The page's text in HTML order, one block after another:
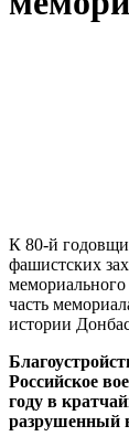
К 80-й
фашистских
часть
истории
Российское
году в
разрушенный